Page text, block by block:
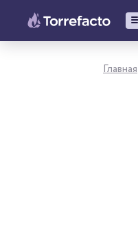
Главная